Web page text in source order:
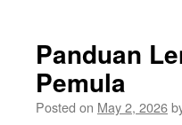
Panduan
Pemula
Posted on May 2, 2026